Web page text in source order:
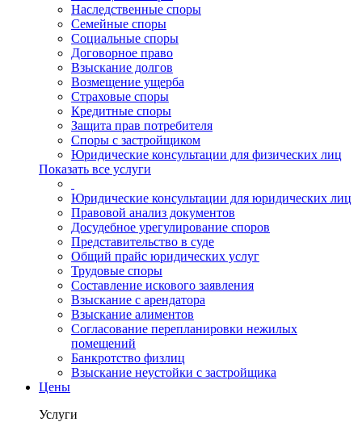
Наследственные споры
Семейные споры
Социальные споры
Договорное право
Взыскание долгов
Возмещение ущерба
Страховые споры
Кредитные споры
Защита прав потребителя
Споры с застройщиком
Юридические консультации для физических лиц
Показать все услуги
Юридические консультации для юридических лиц
Правовой анализ документов
Досудебное урегулирование споров
Представительство в суде
Общий прайс юридических услуг
Трудовые споры
Составление искового заявления
Взыскание с арендатора
Взыскание алиментов
Cогласование перепланировки нежилых
помещений
Банкротство физлиц
Взыскание неустойки с застройщика
Цены
Услуги